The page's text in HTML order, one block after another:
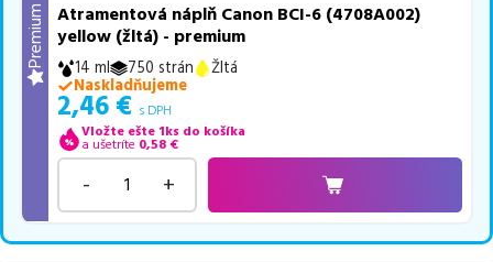
Premium
Atramentová náplň Canon BCI-6 (4708A002)
yellow (žltá) - premium
14 ml 750 strán
Žltá
Naskladňujeme
2,46 € s DPH
Vložte ešte 1ks do košíka
a ušetríte 0,58 €
- +